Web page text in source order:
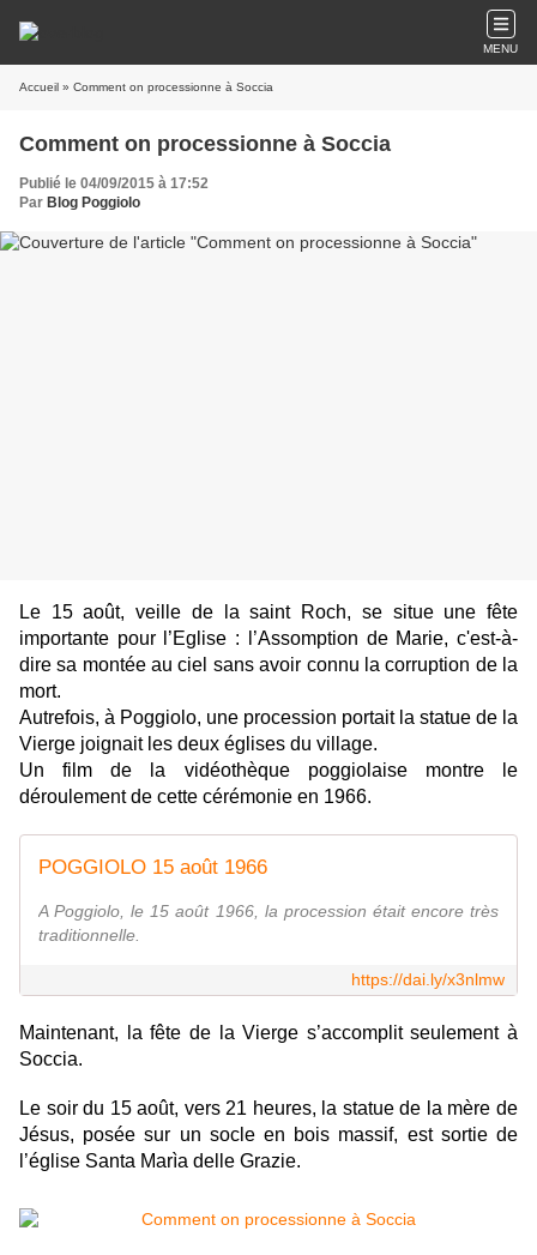
MENU
Accueil » Comment on processionne à Soccia
Comment on processionne à Soccia
Publié le 04/09/2015 à 17:52
Par Blog Poggiolo
Le 15 août, veille de la saint Roch, se situe une fête
importante pour l’Eglise : l’Assomption de Marie, c'est-à-
dire sa montée au ciel sans avoir connu la corruption de la
mort.
Autrefois, à Poggiolo, une procession portait la statue de la
Vierge joignait les deux églises du village.
Un film de la vidéothèque poggiolaise montre le
déroulement de cette cérémonie en 1966.
POGGIOLO 15 août 1966
A Poggiolo, le 15 août 1966, la procession était encore très
traditionnelle.
https://dai.ly/x3nlmw
Maintenant, la fête de la Vierge s’accomplit seulement à
Soccia.
Le soir du 15 août, vers 21 heures, la statue de la mère de
Jésus, posée sur un socle en bois massif, est sortie de
l’église Santa Marìa delle Grazie.